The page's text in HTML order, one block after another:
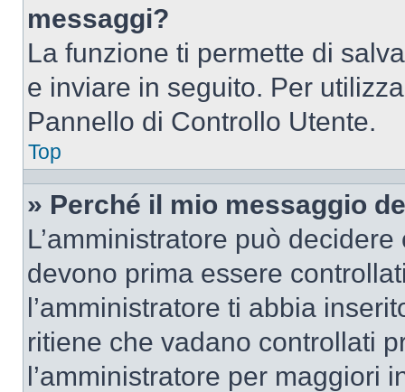
messaggi?
La funzione ti permette di
e inviare in seguito. Per
Pannello di Controllo Utente.
Top
» Perché il mio messaggio
L’amministratore può
devono prima essere
l’amministratore ti abbia
ritiene che vadano controllati
l’amministratore per maggiori